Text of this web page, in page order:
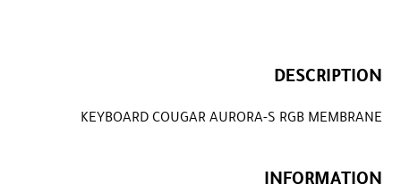
DESCRIPTION
KEYBOARD COUGAR AURORA-S RGB MEMBRANE
INFORMATION